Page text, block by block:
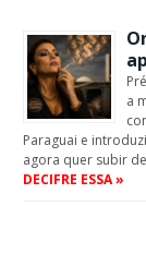
a
Paraguai e
agora quer subir
DECIFRE ESSA »